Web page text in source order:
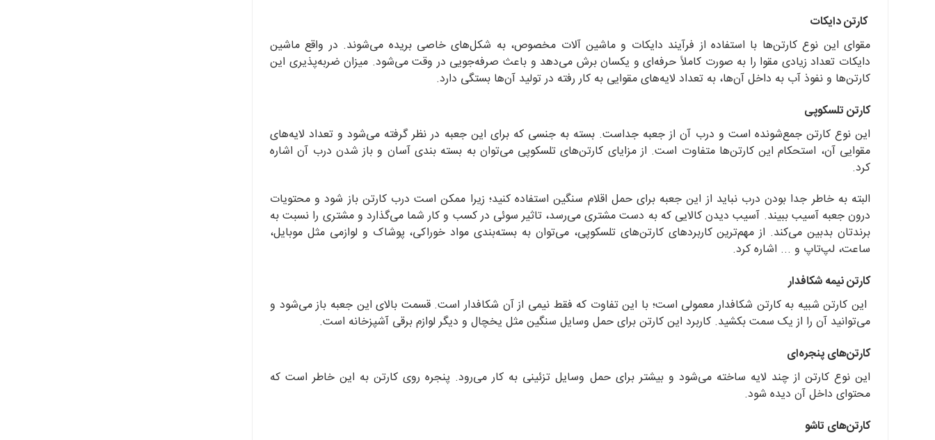
کارتن دایکات
مقوای این نوع کارتن‌ها با استفاده از فرآیند دایکات و ماشین آلات مخصوص، به شکل‌های خاصی بریده می‌شوند. در واقع ماشین
دایکات تعداد زیادی مقوا را به صورت کاملاً حرفه‌ای و یکسان برش می‌دهد و باعث صرفه‌جویی در وقت می‌شود. میزان ضربه‌پذیری این
کارتن‌ها و نفوذ آب به داخل آن‌ها، به تعداد لایه‌های مقوایی به کار رفته در تولید آن‌ها بستگی دارد.
کارتن تلسکوپی
این نوع کارتن جمع‌شونده است و درب آن از جعبه جداست. بسته به جنسی که برای این جعبه در نظر گرفته می‌شود و تعداد لایه‌های
مقوایی آن، استحکام این کارتن‌ها متفاوت است. از مزایای کارتن‌های تلسکوپی می‌توان به بسته بندی آسان و باز شدن درب آن اشاره
کرد.
البته به خاطر جدا بودن درب نباید از این جعبه برای حمل اقلام سنگین استفاده کنید؛ زیرا ممکن است درب کارتن باز شود و محتویات
درون جعبه آسیب ببیند. آسیب دیدن کالایی که به دست مشتری می‌رسد، تاثیر سوئی در کسب و کار شما می‌گذارد و مشتری را نسبت به
برندتان بدبین می‌کند. از مهم‌ترین کاربردهای کارتن‌های تلسکوپی، می‌توان به بسته‌بندی مواد خوراکی، پوشاک و لوازمی مثل موبایل،
ساعت، لپ‌تاپ و ... اشاره کرد.
کارتن نیمه شکافدار
این کارتن شبیه به کارتن شکافدار معمولی است؛ با این تفاوت که فقط نیمی از آن شکافدار است. قسمت بالای این جعبه باز می‌شود و
می‌توانید آن را از یک سمت بکشید. کاربرد این کارتن برای حمل وسایل سنگین مثل یخچال و دیگر لوازم برقی آشپزخانه است.
کارتن‌های پنجره‌ای
این نوع کارتن از چند لایه ساخته می‌شود و بیشتر برای حمل وسایل تزئینی به کار می‌رود. پنجره روی کارتن به این خاطر است که
محتوای داخل آن دیده شود.
کارتن‌های تاشو